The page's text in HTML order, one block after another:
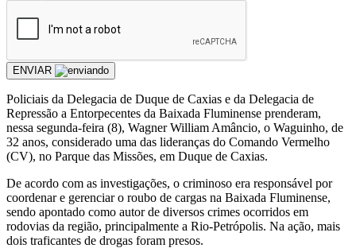
ENVIAR
Policiais da Delegacia de Duque de Caxias e da Delegacia de
Repressão a Entorpecentes da Baixada Fluminense prenderam,
nessa segunda-feira (8), Wagner William Amâncio, o Waguinho, de
32 anos, considerado uma das lideranças do Comando Vermelho
(CV), no Parque das Missões, em Duque de Caxias.
De acordo com as investigações, o criminoso era responsável por
coordenar e gerenciar o roubo de cargas na Baixada Fluminense,
sendo apontado como autor de diversos crimes ocorridos em
rodovias da região, principalmente a Rio-Petrópolis. Na ação, mais
dois traficantes de drogas foram presos.